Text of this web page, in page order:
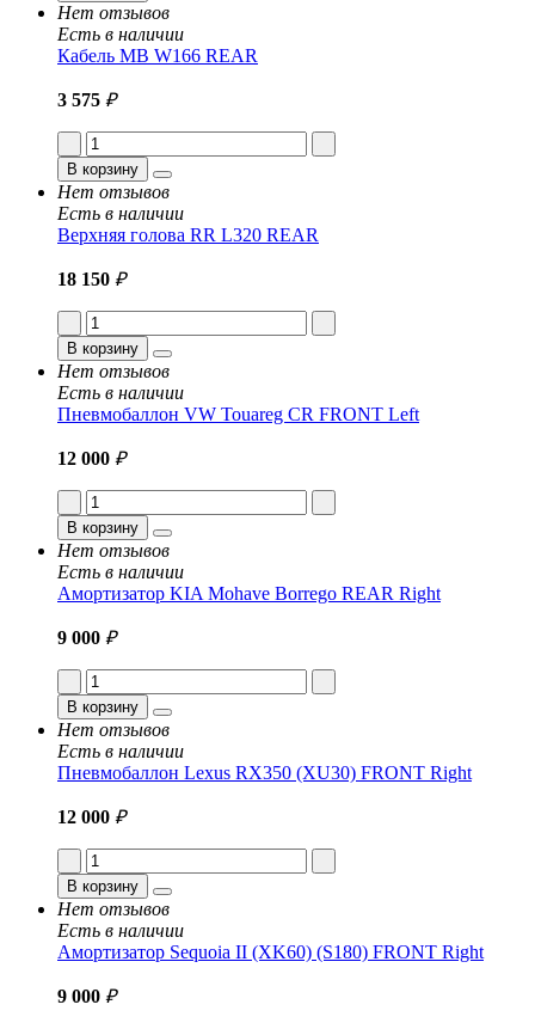
Нет отзывов
Есть в наличии
Кабель MB W166 REAR
3 575 ₽
В корзину
Нет отзывов
Есть в наличии
Верхняя голова RR L320 REAR
18 150 ₽
В корзину
Нет отзывов
Есть в наличии
Пневмобаллон VW Touareg CR FRONT Left
12 000 ₽
В корзину
Нет отзывов
Есть в наличии
Амортизатор KIA Mohave Borrego REAR Right
9 000 ₽
В корзину
Нет отзывов
Есть в наличии
Пневмобаллон Lexus RX350 (XU30) FRONT Right
12 000 ₽
В корзину
Нет отзывов
Есть в наличии
Амортизатор Sequoia II (XK60) (S180) FRONT Right
9 000 ₽